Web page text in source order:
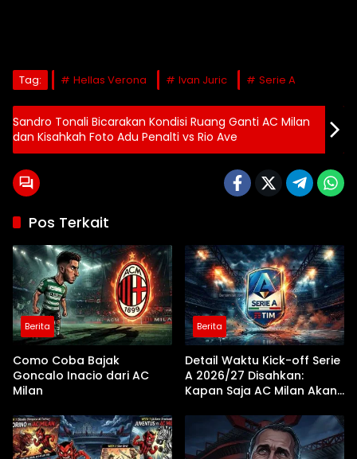
Tag: Hellas Verona Ivan Juric Serie A
Sandro Tonali Bicarakan Kondisi Ruang Ganti AC Milan
dan Kisahkah Foto Adu Penalti vs Rio Ave
Pos Terkait
Berita
Como Coba Bajak
Goncalo Inacio dari AC
Milan
Berita
Detail Waktu Kick-off Serie
A 2026/27 Disahkan:
Kapan Saja AC Milan Akan